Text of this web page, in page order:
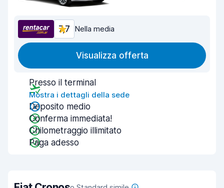
7,7 Nella media
Visualizza offerta
Presso il terminal
Mostra i dettagli della sede
Deposito medio
Conferma immediata!
Chilometraggio illimitato
Paga adesso